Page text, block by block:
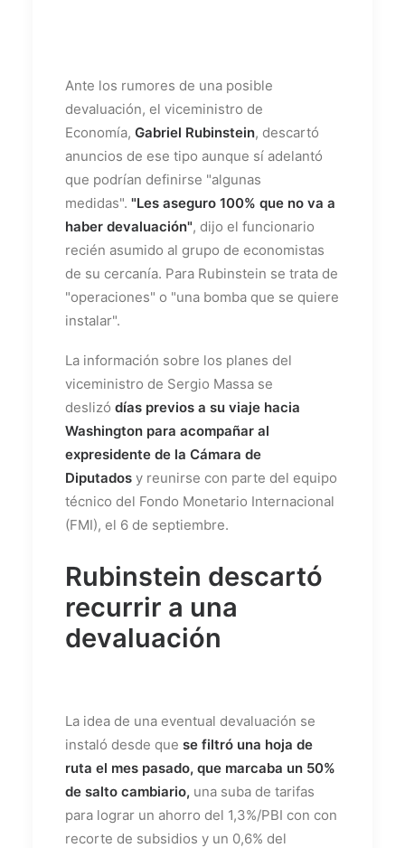
Ante los rumores de una posible
devaluación, el viceministro de
Economía, Gabriel Rubinstein, descartó
anuncios de ese tipo aunque sí adelantó
que podrían definirse "algunas
medidas". "Les aseguro 100% que no va a
haber devaluación", dijo el funcionario
recién asumido al grupo de economistas
de su cercanía. Para Rubinstein se trata de
"operaciones" o "una bomba que se quiere
instalar".
La información sobre los planes del
viceministro de Sergio Massa se
deslizó días previos a su viaje hacia
Washington para acompañar al
expresidente de la Cámara de
Diputados y reunirse con parte del equipo
técnico del Fondo Monetario Internacional
(FMI), el 6 de septiembre.
Rubinstein descartó
recurrir a una
devaluación
La idea de una eventual devaluación se
instaló desde que se filtró una hoja de
ruta el mes pasado, que marcaba un 50%
de salto cambiario, una suba de tarifas
para lograr un ahorro del 1,3%/PBI con con
recorte de subsidios y un 0,6% del